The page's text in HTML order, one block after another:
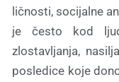
ličnosti, socijalne
je često kod
zlostavljanja,
posledice koje